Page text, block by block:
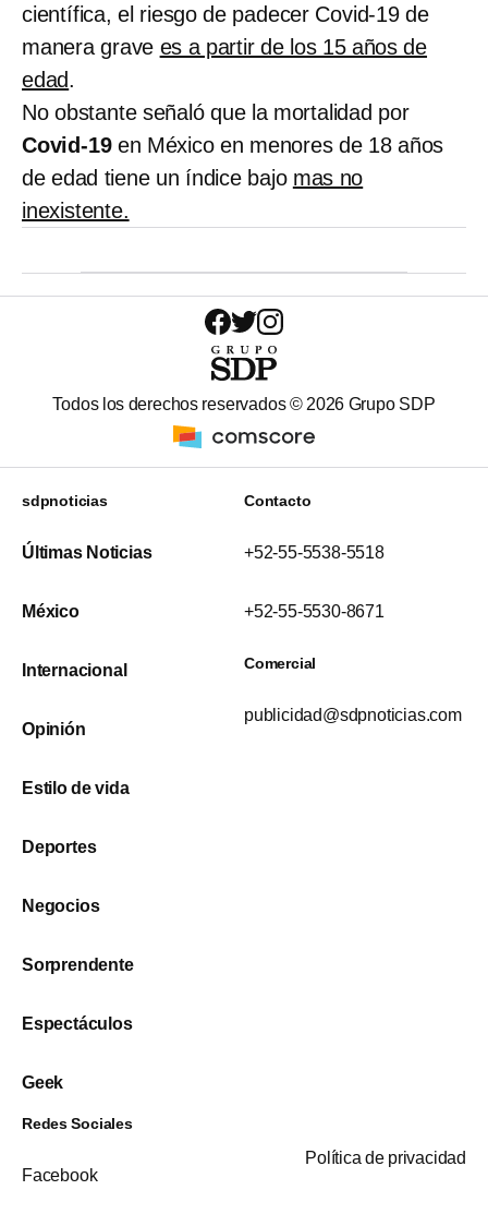
científica, el riesgo de padecer Covid-19 de
manera grave es a partir de los 15 años de
edad.
No obstante señaló que la mortalidad por
Covid-19 en México en menores de 18 años
de edad tiene un índice bajo mas no
inexistente.
Todos los derechos reservados © 2026 Grupo SDP
sdpnoticias
Últimas Noticias
México
Internacional
Opinión
Estilo de vida
Deportes
Negocios
Sorprendente
Espectáculos
Geek
Contacto
+52-55-5538-5518
+52-55-5530-8671
Comercial
publicidad@sdpnoticias.com
Redes Sociales
Facebook
Política de privacidad